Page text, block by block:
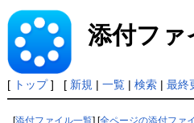
添付ファ
[ トップ] [ 新規 | 一覧| 検索| 最終
[添付ファイル一覧] [全ページの添付ファ